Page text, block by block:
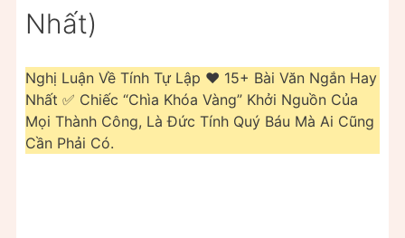
Nhất)
Nghị Luận Về Tính Tự Lập ❤️️ 15+ Bài Văn Ngắn Hay
Nhất ✅ Chiếc “Chìa Khóa Vàng” Khởi Nguồn Của
Mọi Thành Công, Là Đức Tính Quý Báu Mà Ai Cũng
Cần Phải Có.